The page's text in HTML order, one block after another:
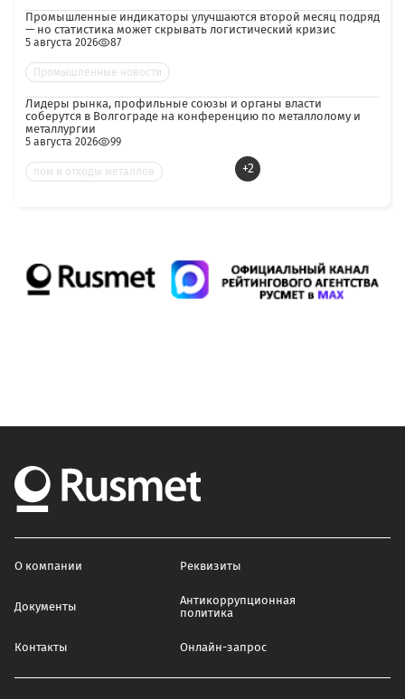
Промышленные индикаторы улучшаются второй месяц подряд
— но статистика может скрывать логистический кризис
5 августа 2026 87
Промышленные новости
Лидеры рынка, профильные союзы и органы власти
соберутся в Волгограде на конференцию по металлолому и
металлургии
5 августа 2026 99
лом и отходы металлов +2
О компании Реквизиты
Документы
Антикоррупционная
политика
Контакты Онлайн-запрос